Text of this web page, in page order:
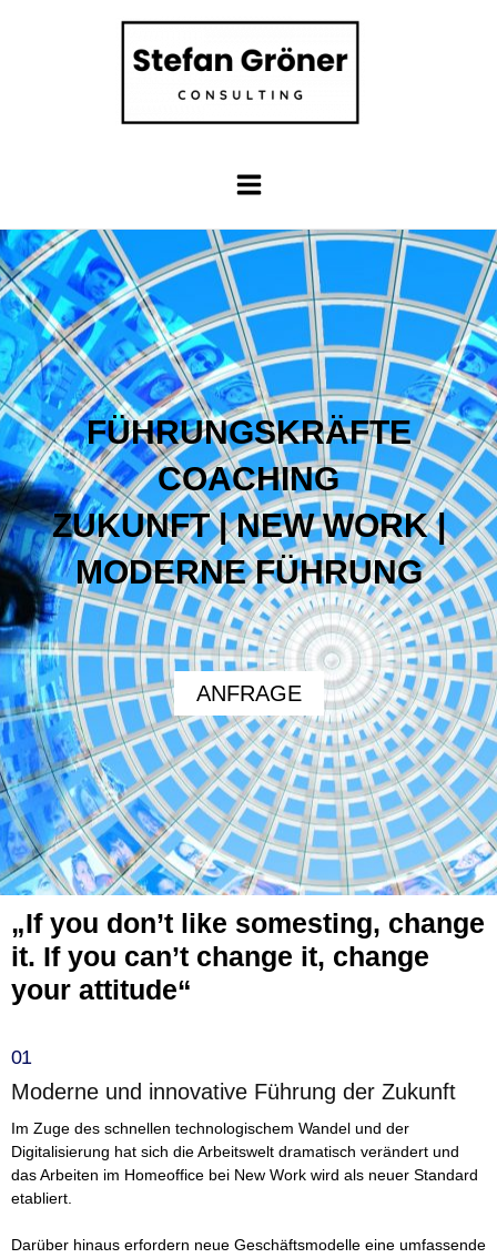
FÜHRUNGSKRÄFTE
COACHING
ZUKUNFT | NEW WORK |
MODERNE FÜHRUNG
ANFRAGE
„If you don’t like somesting, change
it. If you can’t change it, change
your attitude“
01
Moderne und innovative Führung der Zukunft
Im Zuge des schnellen technologischem Wandel und der
Digitalisierung hat sich die Arbeitswelt dramatisch verändert und
das Arbeiten im Homeoffice bei New Work wird als neuer Standard
etabliert.
Darüber hinaus erfordern neue Geschäftsmodelle eine umfassende